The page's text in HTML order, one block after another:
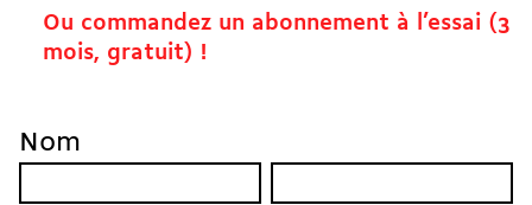
Ou commandez un abonnement à l’essai (3
mois, gratuit) !
Abonnement
Nom